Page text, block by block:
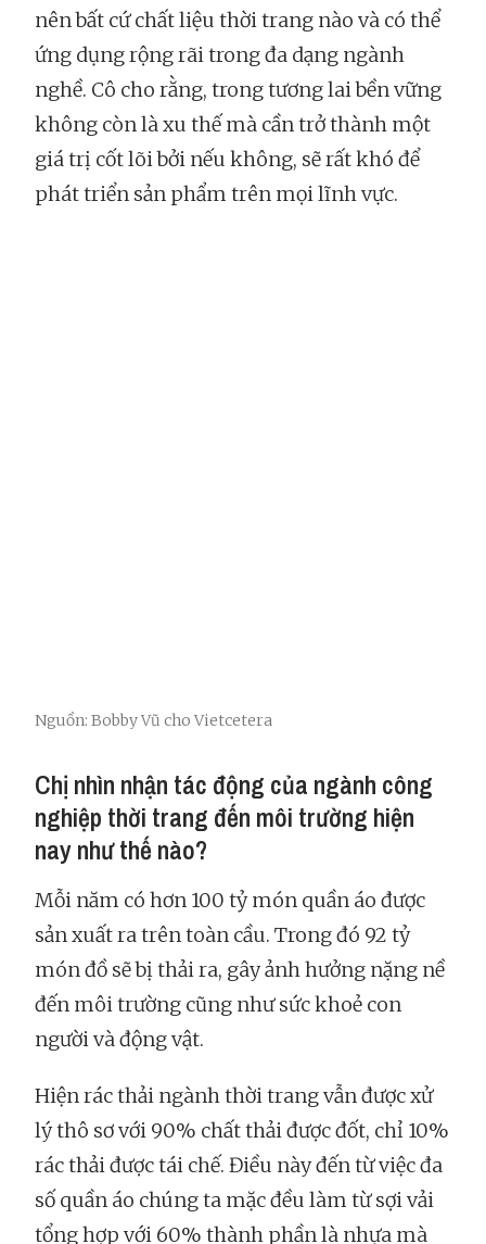
nên bất cứ chất liệu thời trang nào và có thể
ứng dụng rộng rãi trong đa dạng ngành
nghề. Cô cho rằng, trong tương lai bền vững
không còn là xu thế mà cần trở thành một
giá trị cốt lõi bởi nếu không, sẽ rất khó để
phát triển sản phẩm trên mọi lĩnh vực.
Nguồn: Bobby Vũ cho Vietcetera
Chị nhìn nhận tác động của ngành công
nghiệp thời trang đến môi trường hiện
nay như thế nào?
Mỗi năm có hơn 100 tỷ món quần áo được
sản xuất ra trên toàn cầu. Trong đó 92 tỷ
món đồ sẽ bị thải ra, gây ảnh hưởng nặng nề
đến môi trường cũng như sức khoẻ con
người và động vật.
Hiện rác thải ngành thời trang vẫn được xử
lý thô sơ với 90% chất thải được đốt, chỉ 10%
rác thải được tái chế. Điều này đến từ việc đa
số quần áo chúng ta mặc đều làm từ sợi vải
tổng hợp với 60% thành phần là nhựa mà